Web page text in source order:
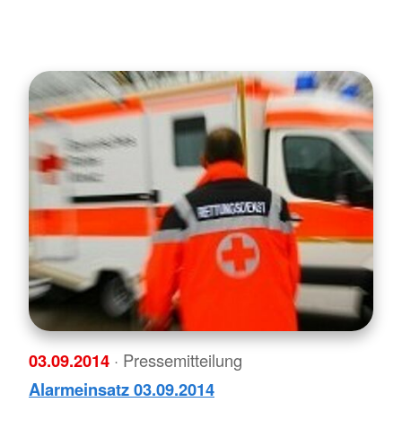
03.09.2014 · Pressemitteilung
Alarmeinsatz 03.09.2014